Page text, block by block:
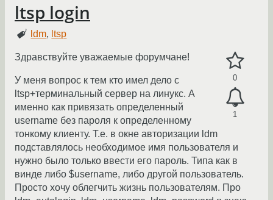
ltsp login
ldm, ltsp
0
1
Здравствуйте уважаемые форумчане!
У меня вопрос к тем кто имел дело с
ltsp+терминальный сервер на линукс. А
именно как привязать определенный
username без пароля к определенному
тонкому клиенту. Т.е. в окне авторизации ldm
подставлялось необходимое имя пользователя и
нужно было только ввести его пароль. Типа как в
винде либо $username, либо другой пользователь.
Просто хочу облегчить жизнь пользователям. Про